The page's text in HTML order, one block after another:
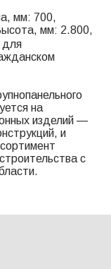
мм: 700,
мм: 2.800,
для
на
изделий —
и
с